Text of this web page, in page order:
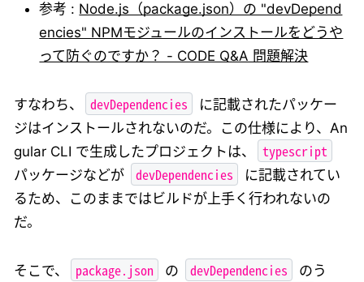
参考 : Node.js（package.json）の "devDepend
encies" NPMモジュールのインストールをどうや
って防ぐのですか？ - CODE Q&A 問題解決
すなわち、 devDependencies
に記載されたパッケー
ジはインストールされないのだ。この仕様により、An
gular CLI で生成したプロジェクトは、
typescript
パッケージなどが devDependencies
に記載されてい
るため、このままではビルドが上手く行われないの
だ。
そこで、 package.json の devDependencies
のう